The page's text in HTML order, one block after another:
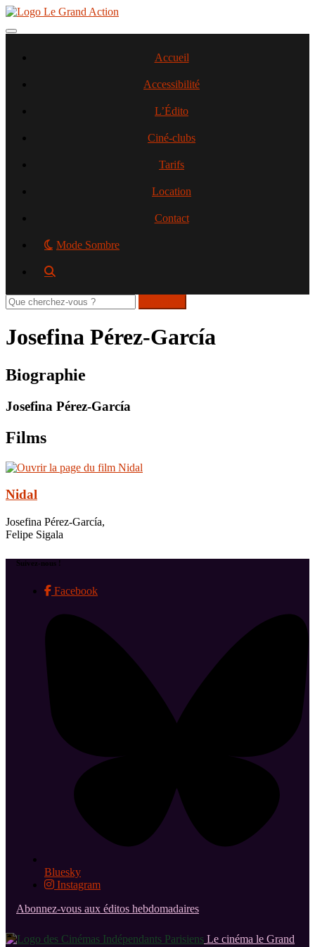
Aller
contenu
Toggle navigation
Accueil
Accessibilité
L’Édito
Ciné-clubs
Tarifs
Location
Contact
Mode Sombre
Rechercher
sur
site
Josefina Pérez-García
Biographie
Josefina Pérez-García
Films
Nidal
Josefina Pérez-García,
Felipe Sigala
Suivez-nous !
Facebook
Bluesky
Instagram
Abonnez-vous aux éditos hebdomadaires
Le cinéma le Grand